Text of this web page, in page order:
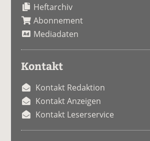
Heftarchiv
Abonnement
Mediadaten
Kontakt
Kontakt Redaktion
Kontakt Anzeigen
Kontakt Leserservice